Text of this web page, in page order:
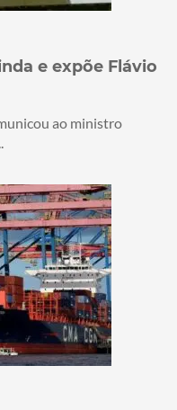
e expõe Flávio
ao ministro